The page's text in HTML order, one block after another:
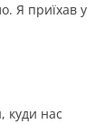
Я приїхав у
куди нас